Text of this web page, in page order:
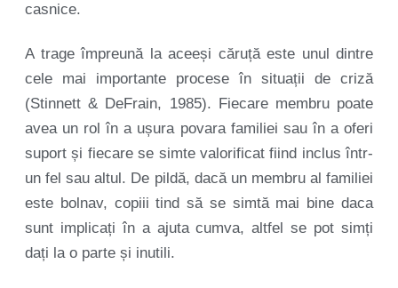
casnice.
A trage împreună la aceeși căruță este unul dintre
cele mai importante procese în situații de criză
(Stinnett & DeFrain, 1985). Fiecare membru poate
avea un rol în a ușura povara familiei sau în a oferi
suport și fiecare se simte valorificat fiind inclus într-
un fel sau altul. De pildă, dacă un membru al familiei
este bolnav, copiii tind să se simtă mai bine daca
sunt implicați în a ajuta cumva, altfel se pot simți
dați la o parte și inutili.